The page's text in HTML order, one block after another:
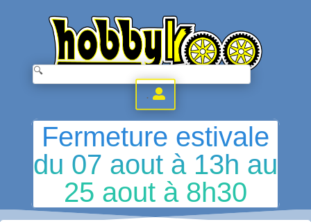
.
Fermeture estivale
du 07 aout à 13h au
25 aout à 8h30